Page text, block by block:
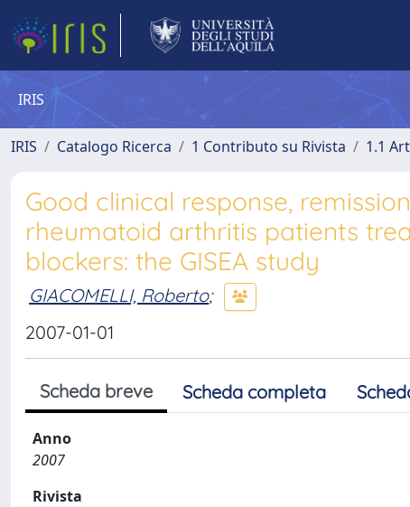
IRIS
IRIS Catalogo Ricerca 1 Contributo su Rivista 1.1
Good clinical response,
rheumatoid arthritis patients
blockers: the GISEA study
GIACOMELLI, Roberto;
2007-01-01
Scheda breve Scheda completa
Anno
2007
Rivista